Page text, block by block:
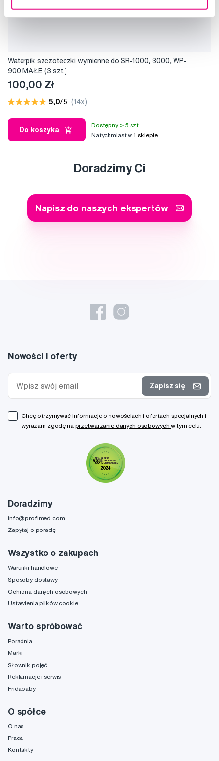
Waterpik szczoteczki wymienne do SR-1000, 3000, WP-
900 MAŁE (3 szt.)
100,00 Zł
5,0/5 (14x)
Do koszyka
Dostępny > 5 szt
Natychmiast w1 sklepie
Doradzimy Ci
Napisz do naszych ekspertów
Doradzimy
info@profimed.com
Zapytaj o poradę
Wszystko o zakupach
Warunki handlowe
Sposoby dostawy
Ochrona danych osobowych
Ustawienia plików cookie
Warto spróbować
Poradnia
Marki
Słownik pojęć
Reklamacje i serwis
Fridababy
O spółce
O nas
Praca
Kontakty
Nowości i oferty
Zapisz się
Chcę otrzymywać informacje o nowościach i ofertach specjalnych i
wyrażam zgodę na przetwarzanie danych osobowychw tym celu.